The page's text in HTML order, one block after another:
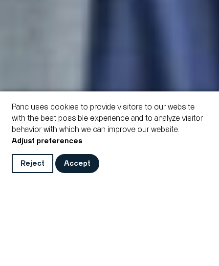
Panc uses cookies to provide visitors to our website
with the best possible experience and to analyze visitor
behavior with which we can improve our website.
Adjust preferences
Reject Accept